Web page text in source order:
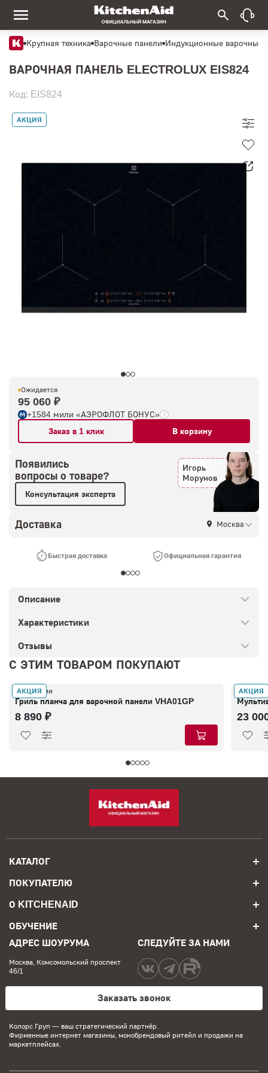
Крупная техника Варочные панели Индукционные варочные
ВАРОЧНАЯ ПАНЕЛЬ ELECTROLUX EIS824
Код: EIS824
АКЦИЯ
Ожидается
95 060 ₽
+1584 мили «АЭРОФЛОТ БОНУС»
Заказ в 1 клик
В корзину
Появились
вопросы о товаре?
Консультация эксперта
Игорь
Морунов
Доставка Москва
Быстрая доставка Официальная гарантия
Описание
Характеристики
Отзывы
С ЭТИМ ТОВАРОМ ПОКУПАЮТ
АКЦИЯ
В наличии
Гриль планча для варочной панели VHA01GP
8 890 ₽
АКЦИЯ
В
23
КАТАЛОГ
ПОКУПАТЕЛЮ
О KITCHENAID
ОБУЧЕНИЕ
АДРЕС ШОУРУМА
Москва, Комсомольский проспект
46/1
СЛЕДУЙТЕ ЗА НАМИ
Заказать звонок
Колорс Груп — ваш стратегический партнёр.
Фирменные интернет магазины, монобрендовый ритейл и продажи на
маркетплейсах.